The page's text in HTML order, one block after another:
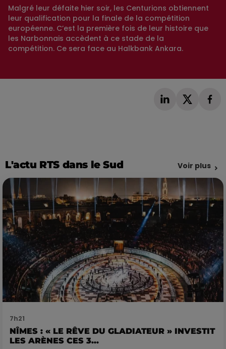
Malgré leur défaite hier soir, les Centurions obtiennent
leur qualification pour la finale de la compétition
européenne. C’est la première fois de leur histoire que
les Narbonnais accèdent à ce stade de la
compétition. Ce sera face au Halkbank Ankara.
L'actu RTS dans le Sud Voir plus
7h21
NÎMES : « LE RÊVE DU GLADIATEUR » INVESTIT
LES ARÈNES CES 3...